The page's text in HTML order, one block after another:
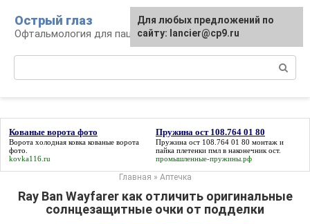
контенту
Острый глаз
Офтальмология для пациента
Кованые ворота фото
Ворота холодная ковка кованые ворота
фото
kovka116.ru
Пружина ост 108.764 01 80
Пружина ост 108.764 01 80 монтаж и
пайка плетенки пмл в наконечник ост.
промышленные-пружины.рф
Главная » Аптечка
Ray Ban Wayfarer как отличить оригинальные
солнцезащитные очки от подделки
Для любых предложений по
сайту: lancier@cp9.ru